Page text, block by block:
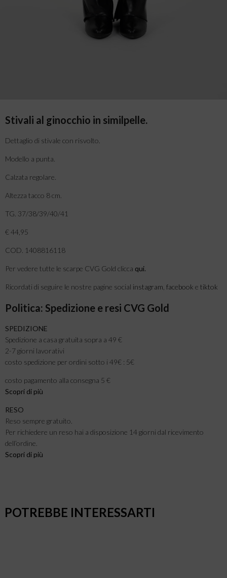
Stivali al ginocchio in similpelle.
Dettaglio di stivale con risvolto.
Modello a punta.
Calzata regolare.
Altezza tacco 8 cm.
TG. 37/38/39/40/41
€ 44,95
COD. 1408816118
Per vedere tutte le scarpe CVG Gold clicca qui.
Ricordati di seguire le nostre pagine social instagram facebook e tiktok
Politica: Spedizione e resi CVG Gold
SPEDIZIONE
Spedizione a casa gratuita sopra a 49 €
2-7 giorni lavorativi
costo spedizione per ordini sotto i 49€ : 5€
costo pagamento alla consegna 5 €
Scopri di più
RESO
Reso sempre gratuito.
Per richiedere un reso hai a disposizione 14 giorni dal ricevimento
dell’ordine.
Scopri di più
POTREBBE INTERESSARTI